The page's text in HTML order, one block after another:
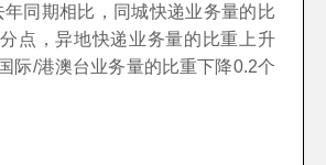
年同期相比，同城快递业务量的比
点，异地快递业务量的比重上升
际/港澳台业务量的比重下降0.2个